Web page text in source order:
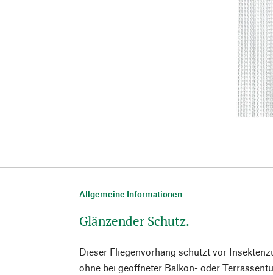
Allgemeine Informationen
Glänzender Schutz.
Dieser Fliegenvorhang schützt vor
ohne bei geöffneter Balkon- oder